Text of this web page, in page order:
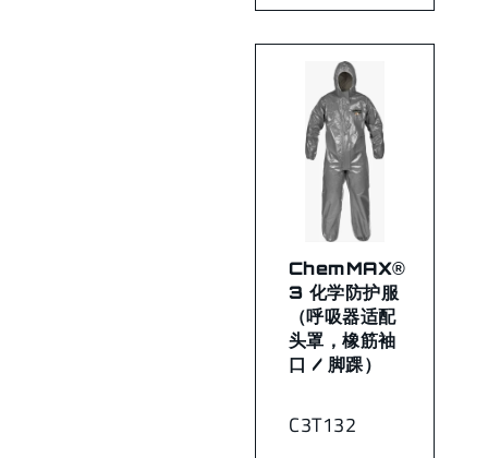
C3T132
ChemMAX®
3 化学防护服
（呼吸器适配
头罩，橡筋袖
口 / 脚踝）